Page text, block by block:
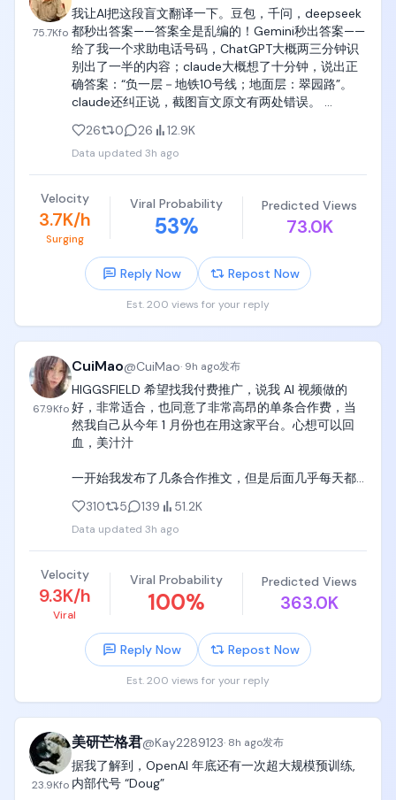
万事开头难，后面就会好很多。
商单制作过程
当双方确认合作之后，中介会给你发一份 brief。
这份 brief 里面会写清楚具体的创作要求，比如需要介
绍什么产品、突出哪些功能、带哪些话题，以及有哪
我目前接到的商单，大部分都和 AI 有关。
比如大模型更新、Agent 产品实测，以及一些 AI 行业
资讯类的内容。
拿到 brief 之后，就进入了整个流程里最花时间的一
步：内容创作。
如果同时要处理多条商单，只靠自己从头写到尾，时
间压力会非常大，所以到了这一步，我基本都会用 AI
工具来辅助创作。
我一般会先把 brief 丢给 Codex，让它帮我梳理里面
的重点，包括必须出现的信息、需要避免的表述，以
及品牌方真正想传达的内容。
把这些要求梳理清楚之后，我会继续和它一起头脑风
暴，确定选题、内容角度和基本大纲。
大纲确认之后，下一步就是提交脚本。
这里说的脚本，其实就是把你的创作思路写清楚。
不管最后做的是视频还是图文，只要按照这份脚本去
脚本经过中介和品牌方审核，确认没有问题之后，就
会进入正式执行阶段。
如果是视频，就开始拍摄；如果是产品体验类内容，
就先实际使用产品，把体验过程记录下来。
最后再把这些素材整理成视频或者图文稿，提交给中
介和品牌方进行成稿审核。
去。
事情解决后，Tibo 又发帖庆祝，称 GPT-5.6 Sol 几乎
哪里都能用，包括 Claude Code harness。为了庆祝
这件事和自己「不跳槽」，他还直接重置了 ChatGPT
Work 和 Codex 所有付费用户的使用额度。
75.7Kfo
我让AI把这段盲文翻译一下。豆包，千问，deepseek
都秒出答案——答案全是乱编的！Gemini秒出答案——
给了我一个求助电话号码，ChatGPT大概两三分钟识
别出了一半的内容；claude大概想了十分钟，说出正
确答案：“负一层－地铁10号线；地面层：翠园路”。
claude还纠正说，截图盲文原文有两处错误。
26 0 26 12.9K
Data updated 3h ago
Velocity
3.7K/h
Surging
Viral Probability
53%
Predicted Views
73.0K
Reply Now Repost Now
Est. 200 views for your reply
67.9Kfo
CuiMao@CuiMao· 9h ago发布
HIGGSFIELD 希望找我付费推广，说我 AI 视频做的
好，非常适合，也同意了非常高昂的单条合作费，当
然我自己从今年 1 月份也在用这家平台。心想可以回
血，美汁汁
一开始我发布了几条合作推文，但是后面几乎每天都
卧槽，这家公司真他妈巨有钱。
如果按照他给的价格。我每条都接的话，我整个
seedance 2.5 推广期间跑下来。绝对可以落地 1 台长
续毛豆歪 P 。四儿子店还有的找，俗话说钱难挣，屎
难吃，但这个钱来的太容易了，反而💩变得很香，但
我没法吃啊兄弟，毕竟是💩对吧，免费无限用肯定也
是经不起推敲的。懂的都懂。
了，我知道，自从 X 开放了创作者收益以来。 中国大
誉或许比我的生命还重要。所以我暂停了合作。
这个社会没那么多可以让我挺直腰板把钱挣了的好
310 5 139 51.2K
Data updated 3h ago
Velocity
9.3K/h
Viral
Viral Probability
100%
Predicted Views
363.0K
Reply Now Repost Now
Est. 200 views for your reply
23.9Kfo
美研芒格君@Kay2289123· 8h ago发布
据我了解到，OpenAI 年底还有一次超大规模预训练,
内部代号 “Doug”